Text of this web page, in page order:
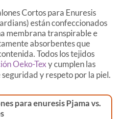
Cortos para Enuresis
están confeccionados
membrana transpirable e
absorbentes que
Todos los tejidos
Oeko-Texy cumplen las
y respeto por la piel.
para enuresis Pjama vs.